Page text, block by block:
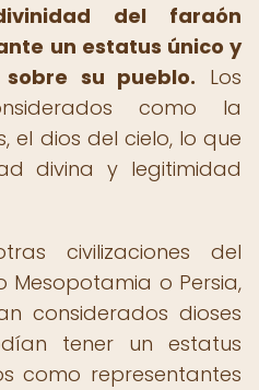
del faraón
un estatus único y
su pueblo. Los
como la
el dios del cielo, lo que
divina y legitimidad
civilizaciones del
Mesopotamia o Persia,
considerados dioses
tener un estatus
como representantes